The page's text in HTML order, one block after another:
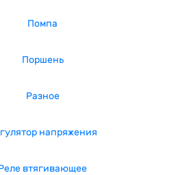
Помпа
Поршень
Разное
напряжения
втягивающее